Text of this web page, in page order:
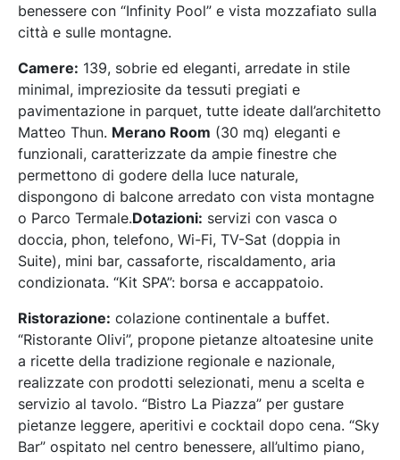
benessere con “Infinity Pool” e vista mozzafiato sulla
città e sulle montagne.
Camere: 139, sobrie ed eleganti, arredate in stile
minimal, impreziosite da tessuti pregiati e
pavimentazione in parquet, tutte ideate dall’architetto
Matteo Thun. Merano Room (30 mq) eleganti e
funzionali, caratterizzate da ampie finestre che
permettono di godere della luce naturale,
dispongono di balcone arredato con vista montagne
o Parco Termale.Dotazioni: servizi con vasca o
doccia, phon, telefono, Wi-Fi, TV-Sat (doppia in
Suite), mini bar, cassaforte, riscaldamento, aria
condizionata. “Kit SPA”: borsa e accappatoio.
Ristorazione: colazione continentale a buffet.
“Ristorante Olivi”, propone pietanze altoatesine unite
a ricette della tradizione regionale e nazionale,
realizzate con prodotti selezionati, menu a scelta e
servizio al tavolo. “Bistro La Piazza” per gustare
pietanze leggere, aperitivi e cocktail dopo cena. “Sky
Bar” ospitato nel centro benessere, all’ultimo piano,